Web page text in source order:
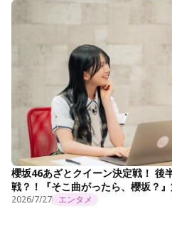
櫻坂46あざとクイーン決定戦！ 後
戦？！『そこ曲がったら、櫻坂？
2026/7/27 エンタメ